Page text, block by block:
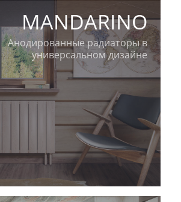
MANDARINO
Анодированные радиаторы в
универсальном дизайне